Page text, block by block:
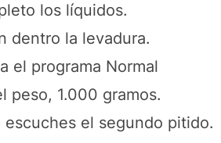
los líquidos.
dentro la levadura.
el programa Normal
peso, 1.000 gramos.
el segundo pitido.